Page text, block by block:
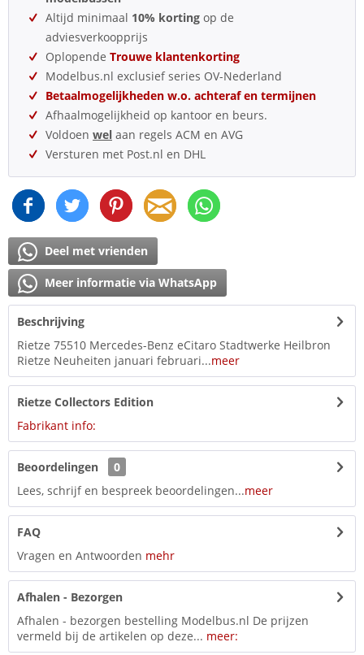
Altijd minimaal 10% korting op de
adviesverkoopprijs
Oplopende Trouwe klantenkorting
Modelbus.nl exclusief series OV-Nederland
Betaalmogelijkheden w.o. achteraf en termijnen
Afhaalmogelijkheid op kantoor en beurs.
Voldoen wel aan regels ACM en AVG
Versturen met Post.nl en DHL
Deel met vrienden
Meer informatie via WhatsApp
Beschrijving
Rietze 75510 Mercedes-Benz eCitaro Stadtwerke Heilbron
Rietze Neuheiten januari februari...meer
Rietze Collectors Edition
Fabrikant info:
Beoordelingen
0
Lees, schrijf en bespreek beoordelingen...meer
FAQ
Vragen en Antwoorden mehr
Afhalen - Bezorgen
Afhalen - bezorgen bestelling Modelbus.nl De prijzen
vermeld bij de artikelen op deze... meer: